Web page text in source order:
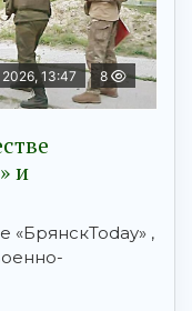
13:47 8
и
«БрянскToday» ,